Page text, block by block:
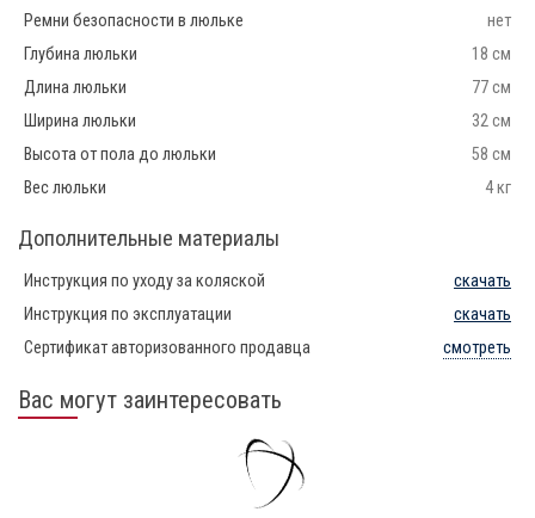
Ремни безопасности в люльке
нет
Глубина люльки
18 см
Длина люльки
77 см
Ширина люльки
32 см
Высота от пола до люльки
58 см
Вес люльки
4 кг
Дополнительные материалы
Инструкция по уходу за коляской
скачать
Инструкция по эксплуатации
скачать
Сертификат авторизованного продавца
смотреть
Вас могут заинтересовать